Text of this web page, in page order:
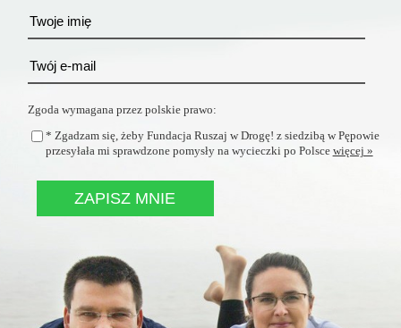
Zgoda wymagana przez polskie prawo:
* Zgadzam się, żeby Fundacja Ruszaj w Drogę! z siedzibą w Pępowie
przesyłała mi sprawdzone pomysły na wycieczki po Polsce więcej »